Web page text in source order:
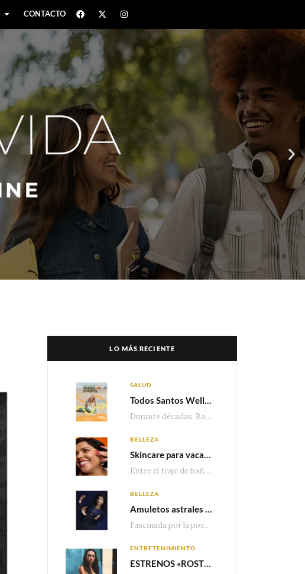
CONTACTO
LO MÁS RECIENTE
SALUD
Todos Santos Wellness Fest: el evento de bienestar que está transformando a Baja California Sur en un nuevo referente para el turismo wellness
Durante décadas, Baja California Sur ha sido reconocido por sus playas, hoteles de lujo y…
BELLEZA
Skincare para vacaciones: Los do’s and dont’s para cuidar tu piel
Entre el traje de baño, las sandalias, los lentes de sol y los looks que…
BELLEZA
Amuletos astrales y la icónica colección Zodiaque de Van Cleef & Arpels
Fascinada por la poesía de las estrellas, la Maison Van Cleef & Arpels celebra la llegada de las…
ENTRETENIMIENTO
ESTRENOS «ROSTROS DEL ENGAÑO», ESPECIAL DE LIFETIME MOVIES DONDE NADA NI NADIE ES LO QUE PARECE